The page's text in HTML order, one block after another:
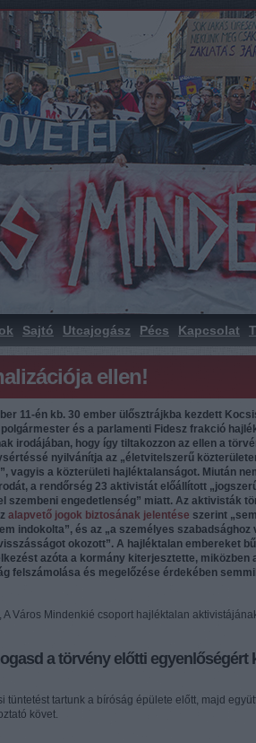
Sajtó Utcajogász Pécs Kapcsolat
ellen!
11-én kb. 30 ember ülősztrájkba kezdett
és a parlamenti Fidesz frakció
irodájában, hogy így tiltakozzon az ellen a
nyilvánítja az „életvitelszerű
vagyis a közterületi hajléktalanságot. Miután
a rendőrség 23 aktivistát előállított
szembeni engedetlenség” miatt. Az aktivisták
alapvető jogok biztosának jelentése szerint
indokolta”, és az „a személyes szabadsághoz
okozott”. A hajléktalan embereket
azóta a kormány kiterjesztette, miközben
felszámolása és megelőzése érdekében
, A Város Mindenkié csoport hajléktalan
a törvény előtti egyenlőségért
tartunk a bíróság épülete előtt, majd
követ.